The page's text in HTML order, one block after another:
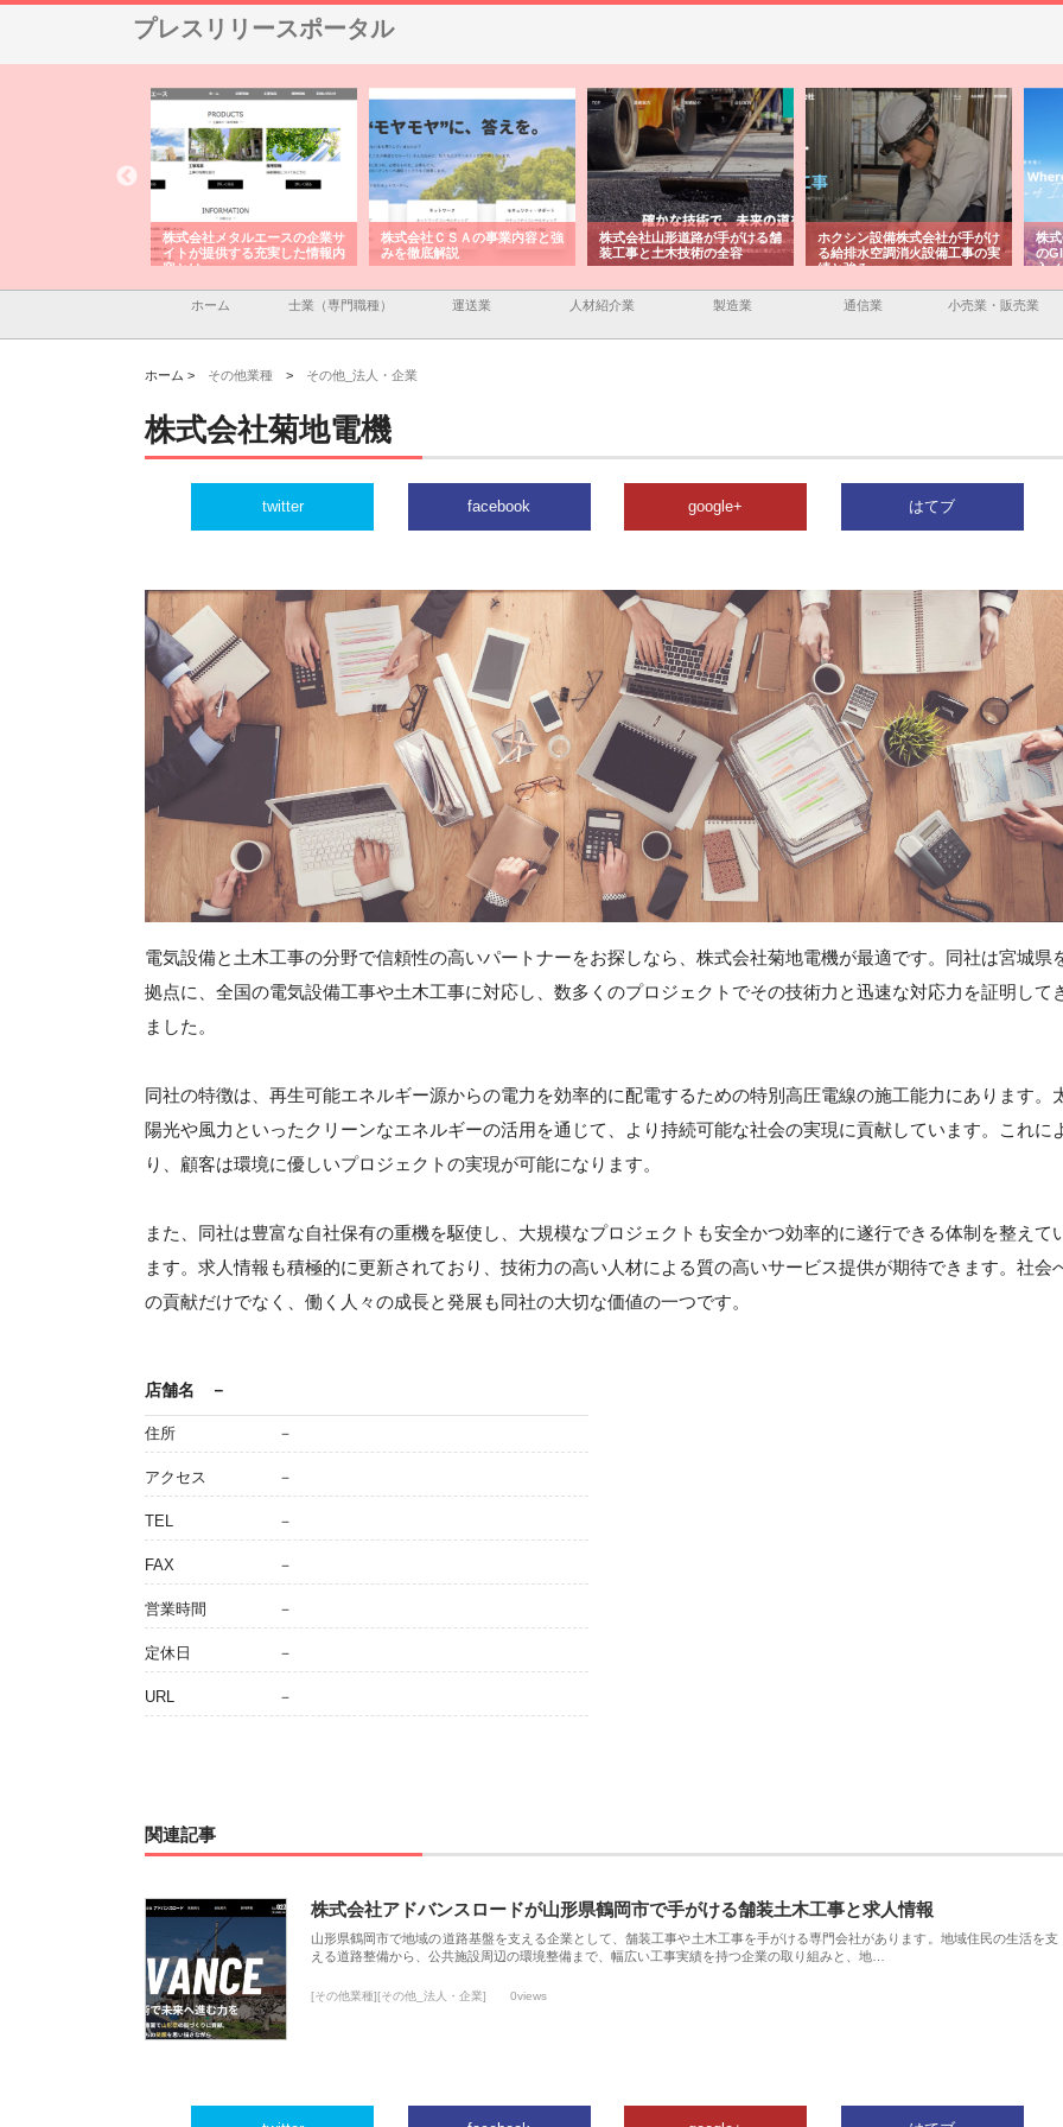
プレスリリースポータル
株式会社メタルエースの企業サ
イトが提供する充実した情報内
株式会社ＣＳＡの事業内容と強
みを徹底解説
株式会社山形道路が手がける舗
装工事と土木技術の全容
ホクシン設備株式会社が手がけ
る給排水空調消火設備工事の実
績と強み
株式会社東京シー
のGISインフラ管
入メリット
ホーム 士業（専門職種） 運送業 人材紹介業 製造業 通信業 小売業・販売業
ホーム > その他業種 > その他_法人・企業
株式会社菊地電機
twitter facebook google+ はてブ
電気設備と土木工事の分野で信頼性の高いパートナーをお探しなら、株式会社菊地電機が最適です。同社は宮城県
拠点に、全国の電気設備工事や土木工事に対応し、数多くのプロジェクトでその技術力と迅速な対応力を証明して
ました。
同社の特徴は、再生可能エネルギー源からの電力を効率的に配電するための特別高圧電線の施工能力にあります。
陽光や風力といったクリーンなエネルギーの活用を通じて、より持続可能な社会の実現に貢献しています。これに
り、顧客は環境に優しいプロジェクトの実現が可能になります。
また、同社は豊富な自社保有の重機を駆使し、大規模なプロジェクトも安全かつ効率的に遂行できる体制を整えて
ます。求人情報も積極的に更新されており、技術力の高い人材による質の高いサービス提供が期待できます。社会
の貢献だけでなく、働く人々の成長と発展も同社の大切な価値の一つです。
店舗名 －
住所 －
アクセス －
TEL －
FAX －
営業時間 －
定休日 －
URL －
関連記事
株式会社アドバンスロードが山形県鶴岡市で手がける舗装土木工事と求人情報
山形県鶴岡市で地域の道路基盤を支える企業として、舗装工事や土木工事を手がける専門会社があります。地域住民の生活を支
える道路整備から、公共施設周辺の環境整備まで、幅広い工事実績を持つ企業の取り組みと、地…
[その他業種][その他_法人・企業] 0views